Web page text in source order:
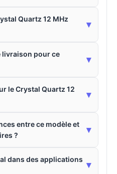
Quartz 12 MHz
▾
livraison pour ce
▾
le Crystal Quartz 12
▾
entre ce modèle et
?
▾
dans des applications
▾